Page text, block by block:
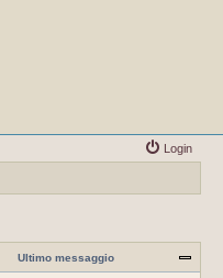
Login
Ultimo messaggio